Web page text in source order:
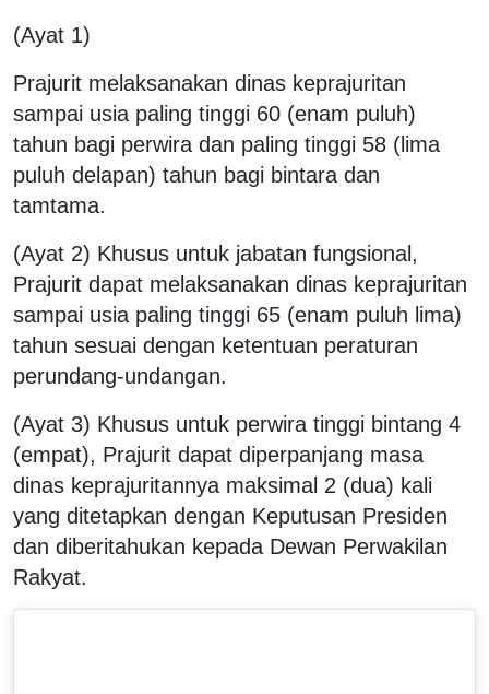
(Ayat 1)
Prajurit melaksanakan dinas keprajuritan
sampai usia paling tinggi 60 (enam puluh)
tahun bagi perwira dan paling tinggi 58 (lima
puluh delapan) tahun bagi bintara dan
tamtama.
(Ayat 2) Khusus untuk jabatan fungsional,
Prajurit dapat melaksanakan dinas keprajuritan
sampai usia paling tinggi 65 (enam puluh lima)
tahun sesuai dengan ketentuan peraturan
perundang-undangan.
(Ayat 3) Khusus untuk perwira tinggi bintang 4
(empat), Prajurit dapat diperpanjang masa
dinas keprajuritannya maksimal 2 (dua) kali
yang ditetapkan dengan Keputusan Presiden
dan diberitahukan kepada Dewan Perwakilan
Rakyat.